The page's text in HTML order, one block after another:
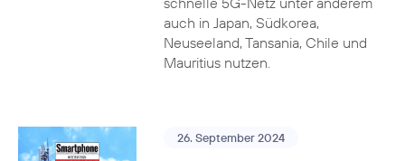
auch in Japan, Südkorea,
Neuseeland, Tansania, Chile und
Mauritius nutzen.
26. September 2024